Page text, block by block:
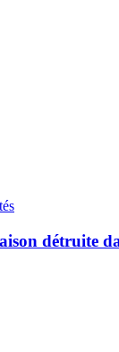
détruite